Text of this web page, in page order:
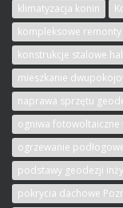
klimatyzacja konin
kompleksowe remonty
konstrukcje stalowe hal
mieszkanie
naprawa sprzętu
ogniwa fotowoltaiczne
ogrzewanie
podstawy geodezji
pokrycia dachowe